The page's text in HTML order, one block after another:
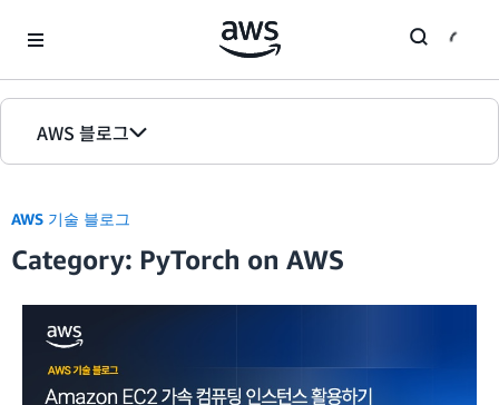
AWS 블로그
홈
에디션
AWS 기술 블로그
Category: PyTorch on AWS